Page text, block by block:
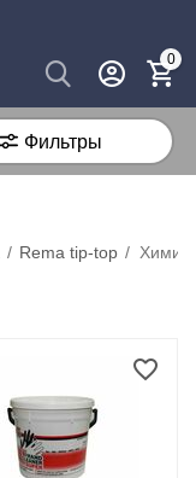
0
Фильтры
/ Rema tip-top / Химия